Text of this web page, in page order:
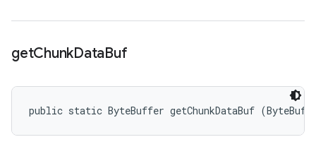
getChunkDataBuf
public static ByteBuffer getChunkDataBuf